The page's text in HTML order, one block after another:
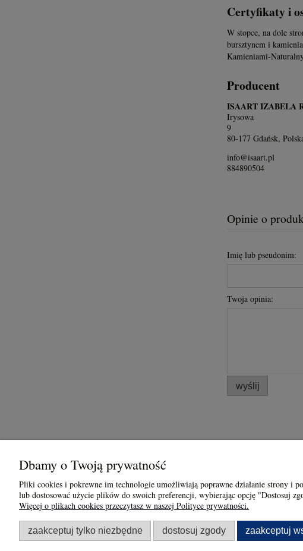
Certyfikaty i
W stopce, na dole
bursztynem i
Kamieniami-
Producent
ISAART IZABELA
Irysowa
9
80-177 Gdańsk,
info@isaart.pl
884890504
Opinie o
Imię lub pseudonim:
Twoja opinia:
wyślij
Obsługa klienta
Formy płatności
Czas i koszty dostawy
Zwroty i reklamacje
Informacje
Jak kupować?
Zasady Użytkowania
Bursztynem i
Dbamy o Twoją prywatność
Pliki cookies i pokrewne im technologie umożliwiają poprawne działanie strony i
lub dostosować użycie plików do swoich preferencji, wybierając opcję "Dostosuj
Więcej o plikach cookies przeczytasz w naszej Polityce prywatności.
zaakceptuj tylko niezbędne dostosuj zgody zaakceptuj